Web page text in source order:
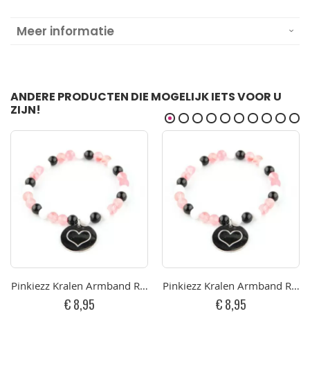
Meer informatie
ANDERE PRODUCTEN DIE MOGELIJK IETS VOOR U
ZIJN!
Pinkiezz Kralen Armband Roze Hart 18cm
€ 8,95
Pinkiezz Kralen Armband
€ 8,95